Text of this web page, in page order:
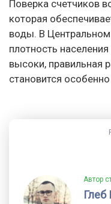
Поверка счетчиков
которая
воды. В
плотность
высоки, правильная
становится
Автор
Глеб